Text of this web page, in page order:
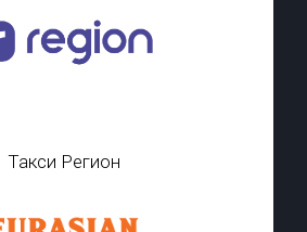
Такси Регион